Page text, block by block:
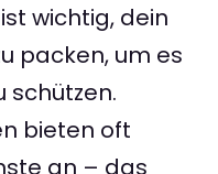
wichtig, dein
packen, um es
schützen.
bieten oft